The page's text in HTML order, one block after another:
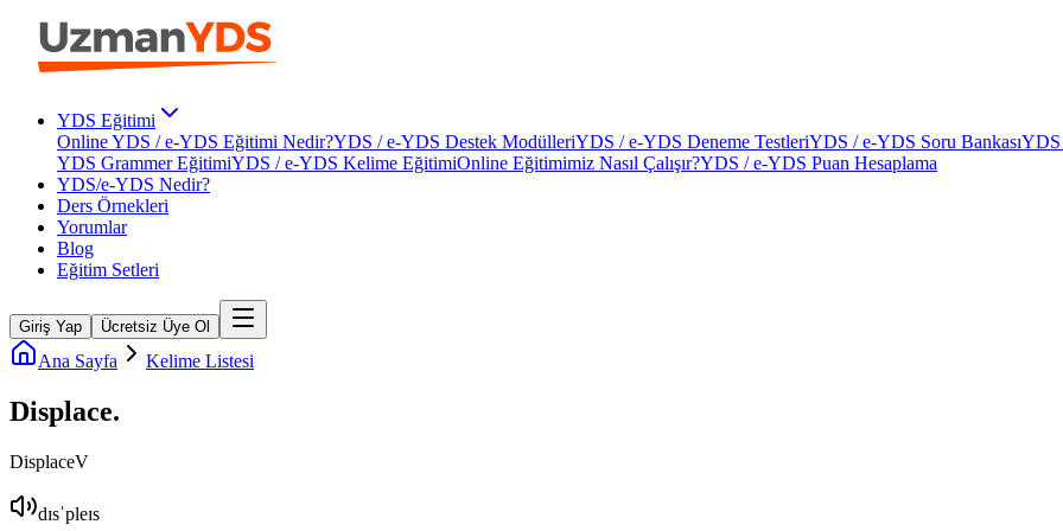
YDS Eğitimi
Online YDS / e-YDS Eğitimi Nedir?YDS / e-YDS Destek ModülleriYDS / e-YDS Deneme TestleriYDS / e-YDS Soru BankasıYDS
YDS Grammer EğitimiYDS / e-YDS Kelime EğitimiOnline Eğitimimiz Nasıl Çalışır?YDS / e-YDS Puan Hesaplama
YDS/e-YDS Nedir?
Ders Örnekleri
Yorumlar
Blog
Eğitim Setleri
Giriş Yap Ücretsiz Üye Ol
Ana Sayfa Kelime Listesi
Displace.
DisplaceV
dɪsˈpleɪs